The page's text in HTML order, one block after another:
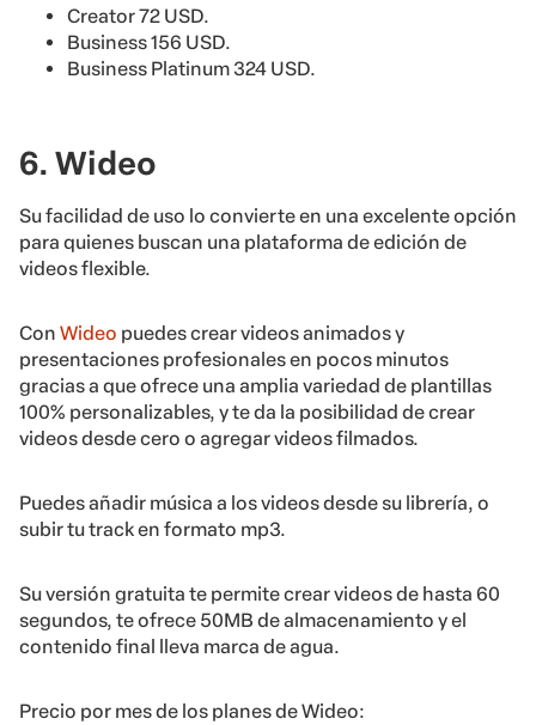
Creator 72 USD.
Business 156 USD.
Business Platinum 324 USD.
6. Wideo
Su facilidad de uso lo convierte en una excelente opción
para quienes buscan una plataforma de edición de
videos flexible.
Con Wideo puedes crear videos animados y
presentaciones profesionales en pocos minutos
gracias a que ofrece una amplia variedad de plantillas
100% personalizables, y te da la posibilidad de crear
videos desde cero o agregar videos filmados.
Puedes añadir música a los videos desde su librería, o
subir tu track en formato mp3.
Su versión gratuita te permite crear videos de hasta 60
segundos, te ofrece 50MB de almacenamiento y el
contenido final lleva marca de agua.
Precio por mes de los planes de Wideo: